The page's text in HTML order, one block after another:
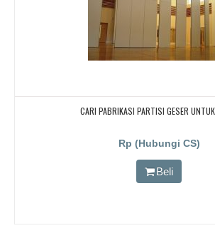
CARI PABRIKASI PARTISI GESER
Rp (Hubungi CS)
Beli